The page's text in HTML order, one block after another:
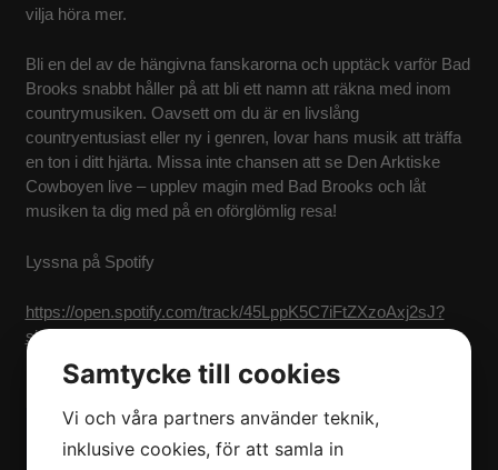
vilja höra mer.
Bli en del av de hängivna fanskarorna och upptäck varför Bad
Brooks snabbt håller på att bli ett namn att räkna med inom
countrymusiken. Oavsett om du är en livslång
countryentusiast eller ny i genren, lovar hans musik att träffa
en ton i ditt hjärta. Missa inte chansen att se Den Arktiske
Cowboyen live – upplev magin med Bad Brooks och låt
musiken ta dig med på en oförglömlig resa!
Lyssna på Spotify
https://open.spotify.com/track/45LppK5C7iFtZXzoAxj2sJ?
si=b5cd4c01317b4322
Samtycke till cookies
Vi och våra partners använder teknik,
inklusive cookies, för att samla in